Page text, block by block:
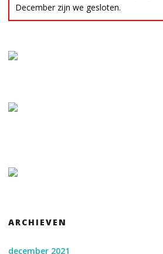
December zijn we gesloten.
ARCHIEVEN
december 2021